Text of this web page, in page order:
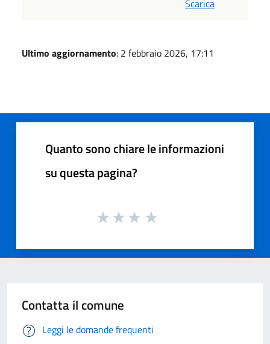
Scarica
Ultimo aggiornamento: 2 febbraio 2026, 17:11
Quanto sono chiare le informazioni
su questa pagina?
Contatta il comune
Leggi le domande frequenti